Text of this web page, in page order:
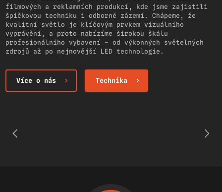
filmových a reklamních produkcí, kde jsme zajistili
špičkovou techniku i odborné zázemí. Chápeme, že
kvalitní světlo je klíčovým prvkem vizuálního
vyprávění, a proto nabízíme širokou škálu
profesionálního vybavení – od výkonných světelných
zdrojů až po nejnovější LED technologie.
Více o nás Technika